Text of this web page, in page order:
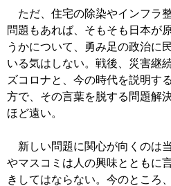
ただ、住宅の除染やインフラ
問題もあれば、そもそも日本が
うかについて、勇み足の政治に
いる気はしない。戦後、災害継
ズコロナと、今の時代を説明す
方で、その言葉を脱する問題解
ほど遠い。
新しい問題に関心が向くのは
やマスコミは人の興味とともに
きしてはならない。今のところ